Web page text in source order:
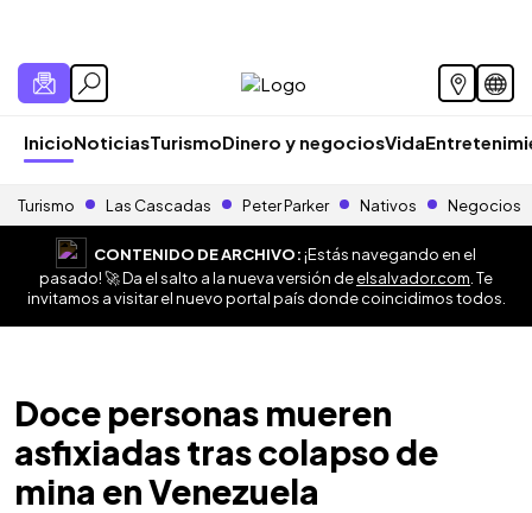
InicioNoticiasTurismoDinero y negociosVida
Turismo Las Cascadas Peter Parker Nativos Negocios
CONTENIDO DE ARCHIVO:¡Estás navegando en el
pasado! 🚀 Da el salto a la nueva versión deelsalvador.com . Te
invitamos a visitar el nuevo portal país donde coincidimos todos.
Doce personas mueren
asfixiadas tras colapso de
mina en Venezuela